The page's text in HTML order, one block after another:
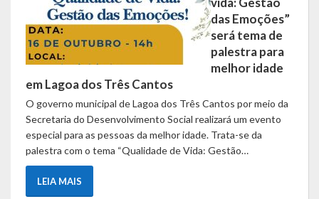
A História da Comunidade Católica Nossa Senhora de Lourdes
de Vila Seca
A História da Comunidade Evangélica de Linha Kronenthal
A história da Comunidade Católica São Paulo de Lagoa dos Três
Cantos
A História da Comunidade Evangélica de Confissão Luterana no
Brasil de Lagoa dos Três Cantos
A história marcante do Grêmio Esportivo Lagoense: uma história
das Emoções”
será tema de
palestra para
melhor idade
em Lagoa dos Três Cantos
O governo municipal de Lagoa dos Três Cantos por meio da
Secretaria do Desenvolvimento Social realizará um evento
especial para as pessoas da melhor idade. Trata-se da
palestra com o tema “Qualidade de Vida: Gestão…
LEIA MAIS